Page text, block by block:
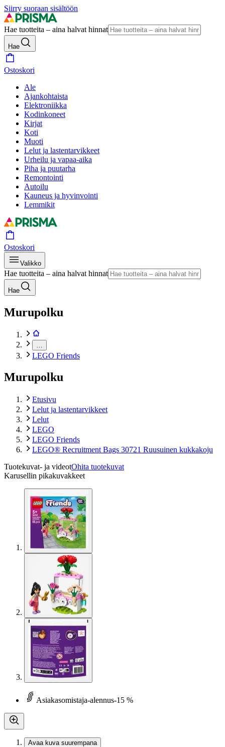
Siirry suoraan sisältöön
Hae tuotteita – aina halvat hinnat
Hae
Ostoskori
Ale
Ajankohtaista
Elektroniikka
Kodinkoneet
Kirjat
Koti
Muoti
Lelut ja lastentarvikkeet
Urheilu ja vapaa-aika
Piha ja puutarha
Remontointi
Autoilu
Kauneus ja hyvinvointi
Lemmikit
Ostoskori
Valikko
Hae tuotteita – aina halvat hinnat
Hae
Murupolku
LEGO Friends
Murupolku
Etusivu
Lelut ja lastentarvikkeet
Lelut
LEGO
LEGO Friends
LEGO® Recruitment Bags 30721 Ruusuinen kukkakoju
Tuotekuvat- ja videotOhita tuotekuvat
Karusellin pikakuvakkeet
Asiakasomistaja-alennus-15 %
Avaa kuva suurempana